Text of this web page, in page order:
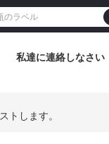
私達に連絡しなさい
トします。